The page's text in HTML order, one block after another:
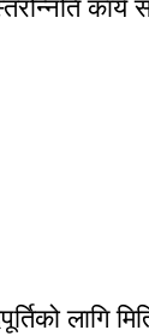
कार्य
लागि